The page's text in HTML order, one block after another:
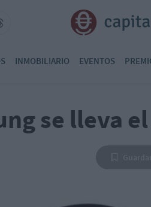
INMOBILIARIO EVENTOS
se lleva